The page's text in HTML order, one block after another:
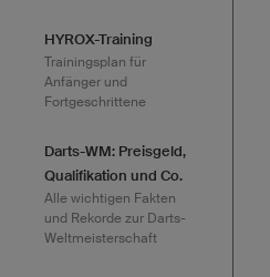
HYROX-Training
Trainingsplan für
Anfänger und
Fortgeschrittene
Darts-WM: Preisgeld,
Qualifikation und Co.
Alle wichtigen Fakten
und Rekorde zur Darts-
Weltmeisterschaft